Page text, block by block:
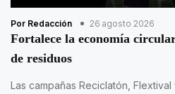
Por Redacción 26 agosto 2026
Fortalece la economía
de residuos
Las campañas Reciclatón,